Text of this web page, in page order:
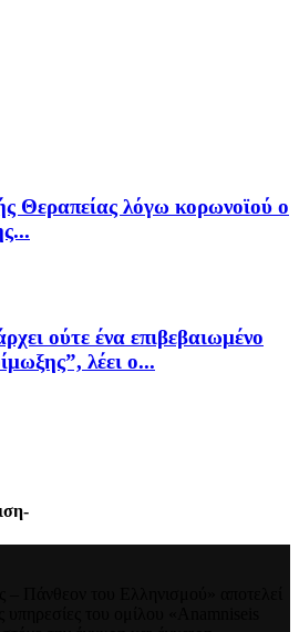
Θεραπείας λόγω κορωνοϊού ο
ούτε ένα επιβεβαιωμένο
λέει ο...